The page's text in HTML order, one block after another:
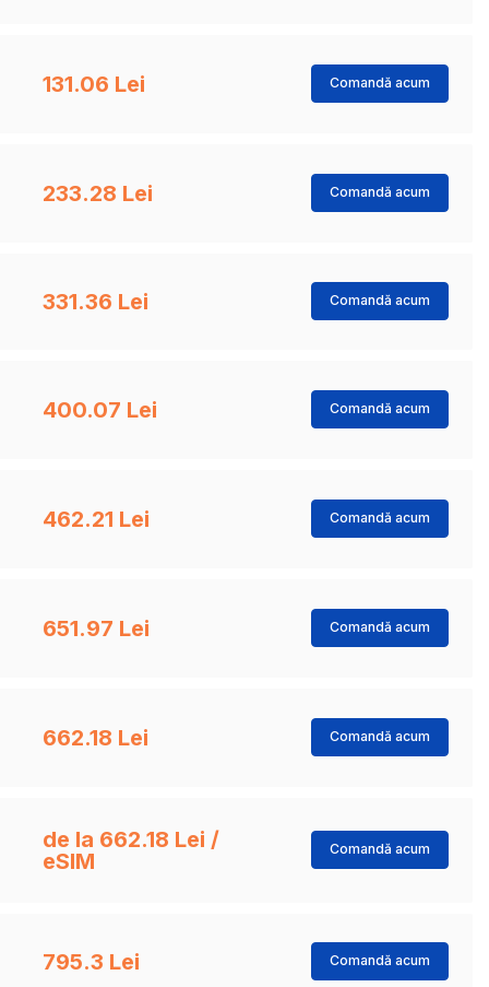
131.06 Lei Comandă acum
233.28 Lei Comandă acum
331.36 Lei Comandă acum
400.07 Lei Comandă acum
462.21 Lei Comandă acum
651.97 Lei Comandă acum
662.18 Lei Comandă acum
de la 662.18 Lei /
eSIM
Comandă acum
795.3 Lei Comandă acum